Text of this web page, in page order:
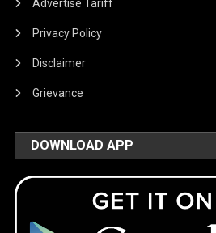
Advertise Tariff
Privacy Policy
Disclaimer
Grievance
DOWNLOAD APP